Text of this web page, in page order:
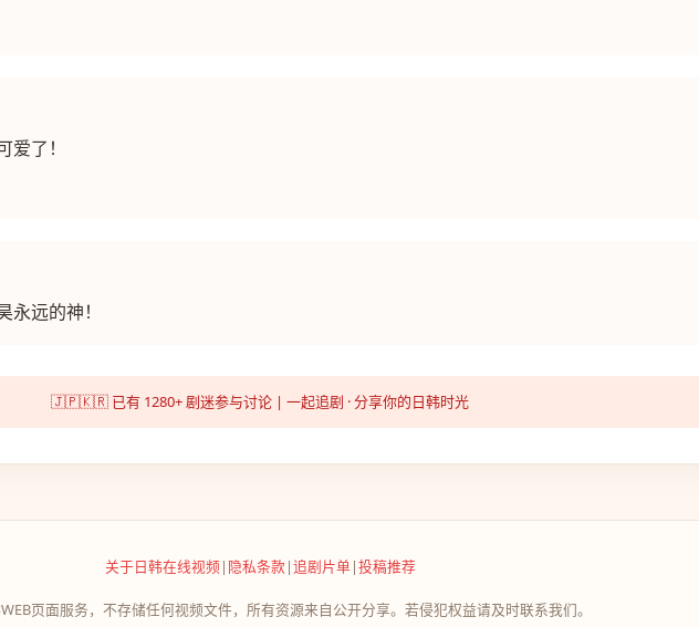
了！
远的神！
🇯🇵🇰🇷 已有 1280+ 剧迷参与讨论 | 一起追剧 · 分享你的日韩时光
关于日韩在线视频| 隐私条款 |追剧片单|投稿推荐
页面服务，不存储任何视频文件，所有资源来自公开分享。若侵犯权益请及时联系我们。